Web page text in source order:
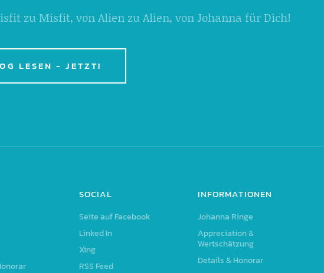
zu Misfit, von Alien zu Alien, von Johanna für Dich!
LESEN - JETZT!
SOCIAL
Seite auf Facebook
Linked In
Xing
RSS Feed
INFORMATIONEN
Johanna Ringe
Appreciation &
Wertschätzung
Details & Honorar